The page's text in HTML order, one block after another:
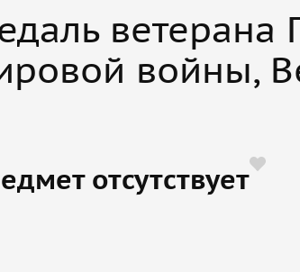
ветерана
войны,
отсутствует